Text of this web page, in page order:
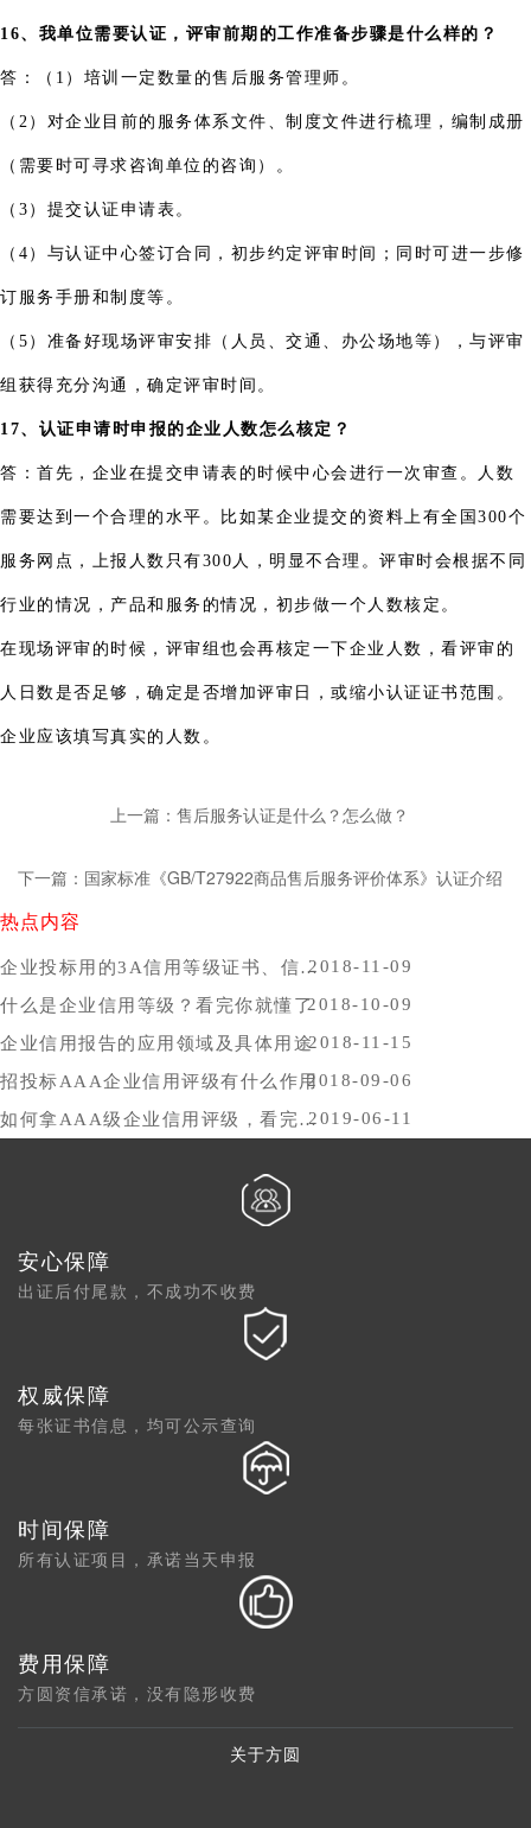
16、我单位需要认证，评审前期的工作准备步骤是什么样的？
答：（1）培训一定数量的售后服务管理师。
（2）对企业目前的服务体系文件、制度文件进行梳理，编制成册
（需要时可寻求咨询单位的咨询）。
（3）提交认证申请表。
（4）与认证中心签订合同，初步约定评审时间；同时可进一步修
订服务手册和制度等。
（5）准备好现场评审安排（人员、交通、办公场地等），与评审
组获得充分沟通，确定评审时间。
17、认证申请时申报的企业人数怎么核定？
答：首先，企业在提交申请表的时候中心会进行一次审查。人数
需要达到一个合理的水平。比如某企业提交的资料上有全国300个
服务网点，上报人数只有300人，明显不合理。评审时会根据不同
行业的情况，产品和服务的情况，初步做一个人数核定。
在现场评审的时候，评审组也会再核定一下企业人数，看评审的
人日数是否足够，确定是否增加评审日，或缩小认证证书范围。
企业应该填写真实的人数。
上一篇：售后服务认证是什么？怎么做？
下一篇：国家标准《GB/T27922商品售后服务评价体系》认证介绍
热点内容
企业投标用的3A信用等级证书、信用报告办理时间，哪里办比较好？2018-11-09
什么是企业信用等级？看完你就懂了2018-10-09
企业信用报告的应用领域及具体用途2018-11-15
招投标AAA企业信用评级有什么作用2018-09-06
如何拿AAA级企业信用评级，看完你就懂了2019-06-11
安心保障
出证后付尾款，不成功不收费
权威保障
每张证书信息，均可公示查询
时间保障
所有认证项目，承诺当天申报
费用保障
方圆资信承诺，没有隐形收费
关于方圆